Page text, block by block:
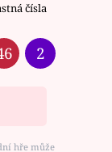
čísla
2
hře může